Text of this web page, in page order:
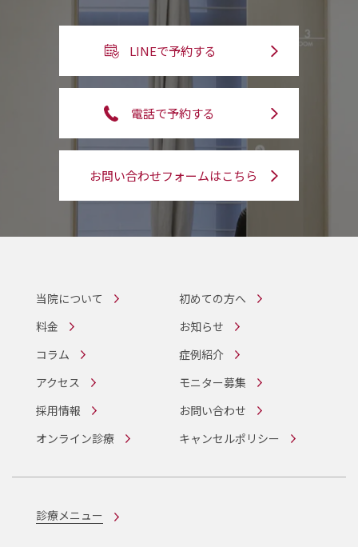
LINEで予約する
電話で予約する
お問い合わせフォームはこちら
当院について
初めての方へ
料金
お知らせ
コラム
症例紹介
アクセス
モニター募集
採用情報
お問い合わせ
オンライン診療
キャンセルポリシー
診療メニュー